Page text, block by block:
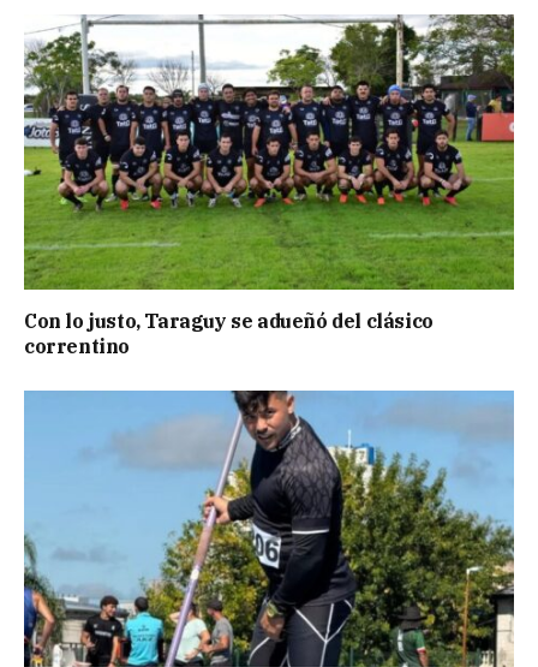
Con lo justo, Taraguy se adueñó del clásico
correntino